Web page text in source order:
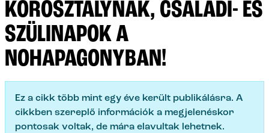
KOROSZTÁLYNAK, CSALÁDI- ÉS
SZÜLINAPOK A
NOHAPAGONYBAN!
Ez a cikk több mint egy éve került publikálásra. A
cikkben szereplő információk a megjelenéskor
pontosak voltak, de mára elavultak lehetnek.